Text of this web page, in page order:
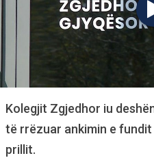
Kolegjit Zgjedhor iu
të rrëzuar ankimin e fundit
prillit.